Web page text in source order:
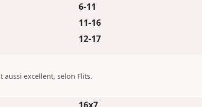
6-11
11-16
12-17
aussi excellent, selon Flits.